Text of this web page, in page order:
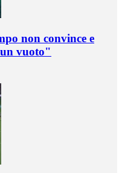
non convince e
vuoto"